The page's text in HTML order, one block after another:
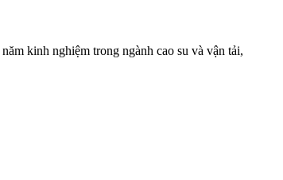
kinh nghiệm trong ngành cao su và vận tải,